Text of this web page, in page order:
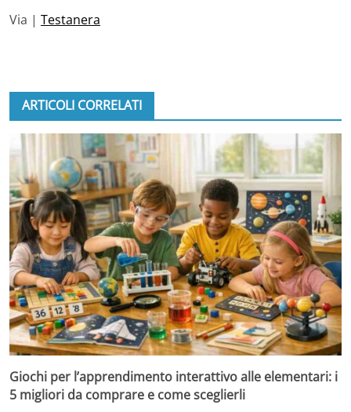
Via | Testanera
ARTICOLI CORRELATI
Giochi per l’apprendimento interattivo alle elementari: i
5 migliori da comprare e come sceglierli